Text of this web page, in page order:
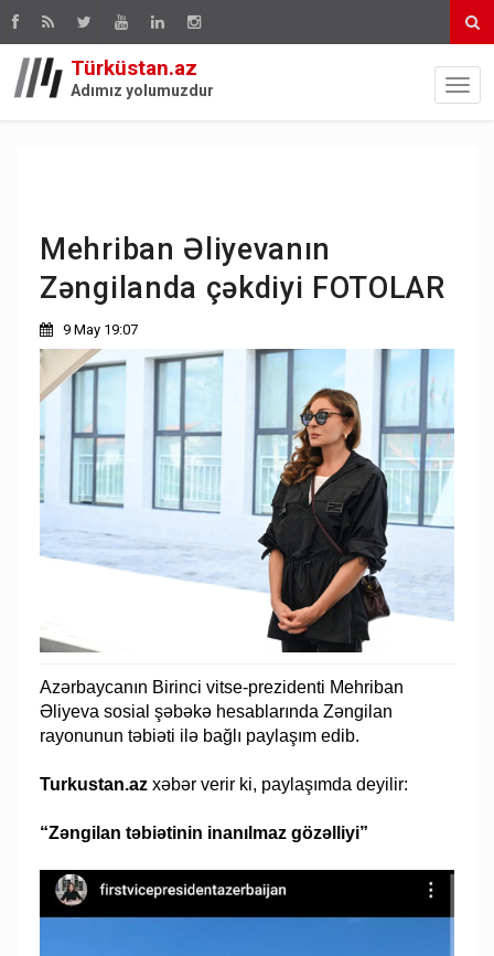
Türküstan.az
Adımız yolumuzdur
Mehriban Əliyevanın
Zəngilanda çəkdiyi FOTOLAR
9 May 19:07
Azərbaycanın Birinci vitse-prezidenti Mehriban
Əliyeva sosial şəbəkə hesablarında Zəngilan
rayonunun təbiəti ilə bağlı paylaşım edib.
Turkustan.az xəbər verir ki, paylaşımda deyilir:
“Zəngilan təbiətinin inanılmaz gözəlliyi”